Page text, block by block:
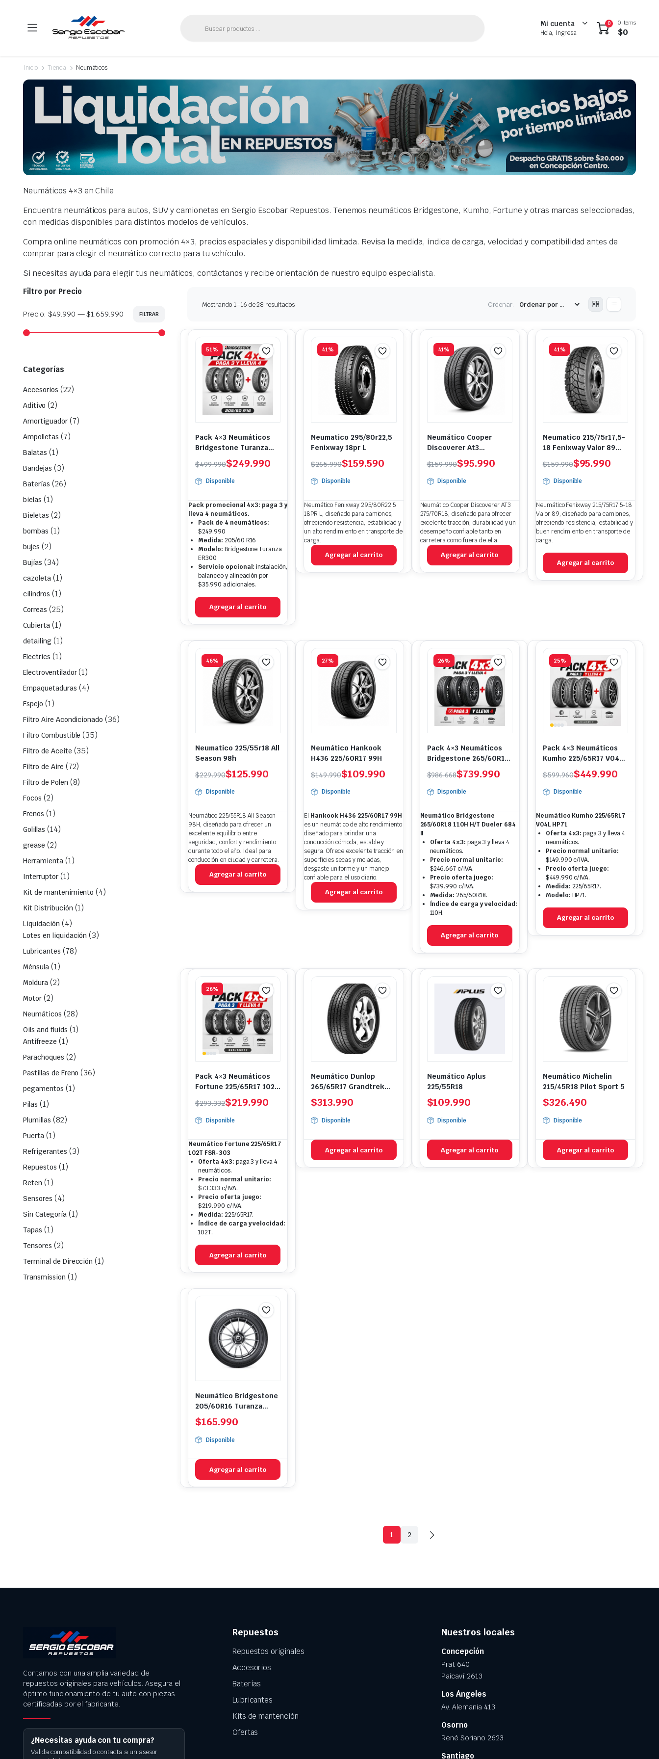
Mi cuenta
Hola, Ingresa
0 0 items
$0
Inicio Tienda Neumáticos
Neumáticos 4×3 en Chile
Encuentra neumáticos para autos, SUV y camionetas en Sergio Escobar Repuestos. Tenemos neumáticos Bridgestone, Kumho, Fortune y otras marcas seleccionadas,
con medidas disponibles para distintos modelos de vehículos.
Compra online neumáticos con promoción 4×3, precios especiales y disponibilidad limitada. Revisa la medida, índice de carga, velocidad y compatibilidad antes de
comprar para elegir el neumático correcto para tu vehículo.
Si necesitas ayuda para elegir tus neumáticos, contáctanos y recibe orientación de nuestro equipo especialista.
Mostrando 1–16 de 28 resultadosOrdenado
Ordenar:
51%
Pack 4×3 Neumáticos
Bridgestone Turanza
ER300 205/60R16
$499.990
El
precio
original
$499.990.
$249.990
El
precio
actual
$249.990.
Disponible
Pack promocional 4x3: paga 3 y
lleva 4 neumáticos.
Pack de 4 neumáticos:
$249.990
Medida: 205/60 R16
Modelo: Bridgestone Turanza
ER300
Servicio opcional: instalación,
balanceo y alineación por
$35.990 adicionales.
Agregar al carrito
41%
Neumatico 295/80r22,5
Fenixway 18pr L
$265.990
El
precio
original
$265.990.
$159.590
El
precio
actual
$159.590.
Disponible
Neumático Fenixway 295/80R22.5
18PR L, diseñado para camiones,
ofreciendo resistencia, estabilidad y
un alto rendimiento en transporte de
carga.
Agregar al carrito
41%
Neumático Cooper
Discoverer At3
275/70r18
$159.990
El
precio
original
$159.990.
$95.990
El
precio
actual
$95.990.
Disponible
Neumático Cooper Discoverer AT3
275/70R18, diseñado para ofrecer
excelente tracción, durabilidad y un
desempeño confiable tanto en
carretera como fuera de ella.
Agregar al carrito
41%
Neumatico 215/75r17,5-
18 Fenixway Valor 89
135/133 Camion
$159.990
El
precio
original
$159.990.
$95.990
El
precio
actual
$95.990.
Disponible
Neumático Fenixway 215/75R17.5-18
Valor 89, diseñado para camiones,
ofreciendo resistencia, estabilidad y
buen rendimiento en transporte de
carga.
Agregar al carrito
46%
Neumatico 225/55r18 All
Season 98h
$229.990
El
precio
original
$229.990.
$125.990
El
precio
actual
$125.990.
Disponible
Neumático 225/55R18 All Season
98H, diseñado para ofrecer un
excelente equilibrio entre
seguridad, confort y rendimiento
durante todo el año. Ideal para
conducción en ciudad y carretera.
Agregar al carrito
27%
Neumático Hankook
H436 225/60R17 99H
$149.990
El
precio
original
$149.990.
$109.990
El
precio
actual
$109.990.
Disponible
El Hankook H436 225/60R17 99H
es un neumático de alto rendimiento
diseñado para brindar una
conducción cómoda, estable y
segura. Ofrece excelente tracción en
superficies secas y mojadas,
desgaste uniforme y un manejo
confiable para el uso diario.
Agregar al carrito
26%
Pack 4×3 Neumáticos
Bridgestone 265/60R18
$986.668
El
precio
original
$986.668.
$739.990
El
precio
actual
$739.990.
Disponible
Neumático Bridgestone
265/60R18 110H H/T Dueler 684
II
Oferta 4x3: paga 3 y lleva 4
neumáticos.
Precio normal unitario:
$246.667 c/IVA.
Precio oferta juego:
$739.990 c/IVA.
Medida: 265/60R18.
Índice de carga y velocidad:
110H.
Agregar al carrito
25%
Pack 4×3 Neumáticos
Kumho 225/65R17 V04L
$599.960
El
precio
original
$599.960.
$449.990
El
precio
actual
$449.990.
Disponible
Neumático Kumho 225/65R17
V04L HP71
Oferta 4x3: paga 3 y lleva 4
neumáticos.
Precio normal unitario:
$149.990 c/IVA.
Precio oferta juego:
$449.990 c/IVA.
Medida: 225/65R17.
Modelo: HP71.
Agregar al carrito
26%
Pack 4×3 Neumáticos
Fortune 225/65R17 102T
$293.332
El
precio
original
$293.332.
$219.990
El
precio
actual
$219.990.
Disponible
Neumático Fortune 225/65R17
102T FSR-303
Oferta 4x3: paga 3 y lleva 4
neumáticos.
Precio normal unitario:
$73.333 c/IVA.
Precio oferta juego:
$219.990 c/IVA.
Medida: 225/65R17.
Índice de carga y velocidad:
102T.
Agregar al carrito
Neumático Dunlop
265/65R17 Grandtrek
AT20 AT 112S
$313.990
Disponible
Agregar al carrito
Neumático Aplus
225/55R18
$109.990
Disponible
Agregar al carrito
Neumático Michelin
215/45R18 Pilot Sport 5
$326.490
Disponible
Agregar al carrito
Neumático Bridgestone
205/60R16 Turanza
ER300 A0 96W
$165.990
Disponible
Agregar al carrito
1 2
Filtro por Precio
FILTRAR
Precio: $49.990 —$1.659.990
Categorías
Accesorios (22)
Aditivo (2)
Amortiguador (7)
Ampolletas (7)
Balatas (1)
Bandejas (3)
Baterías (26)
bielas (1)
Bieletas (2)
bombas (1)
bujes (2)
Bujías (34)
cazoleta (1)
cilindros (1)
Correas (25)
Cubierta (1)
detailing (1)
Electrics (1)
Electroventilador (1)
Empaquetaduras (4)
Espejo (1)
Filtro Aire Acondicionado (36)
Filtro Combustible (35)
Filtro de Aceite (35)
Filtro de Aire (72)
Filtro de Polen (8)
Focos (2)
Frenos (1)
Golillas (14)
grease (2)
Herramienta (1)
Interruptor (1)
Kit de mantenimiento (4)
Kit Distribución (1)
Liquidación (4)
Lotes en liquidación (3)
Lubricantes (78)
Ménsula (1)
Moldura (2)
Motor (2)
Neumáticos (28)
Oils and fluids (1)
Antifreeze (1)
Parachoques (2)
Pastillas de Freno (36)
pegamentos (1)
Pilas (1)
Plumillas (82)
Puerta (1)
Refrigerantes (3)
Repuestos (1)
Reten (1)
Sensores (4)
Sin Categoría (1)
Tapas (1)
Tensores (2)
Terminal de Dirección (1)
Transmission (1)
Contamos con una amplia variedad de
repuestos originales para vehículos. Asegura el
óptimo funcionamiento de tu auto con piezas
certificadas por el fabricante.
¿Necesitas ayuda con tu compra?
Valida compatibilidad o contacta a un asesor
Repuestos
Repuestos originales
Accesorios
Baterías
Lubricantes
Kits de mantención
Ofertas
Nuestros locales
Concepción
Prat 640
Paicaví 2613
Los Ángeles
Av. Alemania 413
Osorno
René Soriano 2623
Santiago